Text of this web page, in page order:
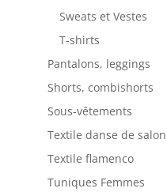
Sweats et Vestes
T-shirts
Pantalons, leggings
Shorts, combishorts
Sous-vêtements
Textile danse de salon
Textile flamenco
Tuniques Femmes